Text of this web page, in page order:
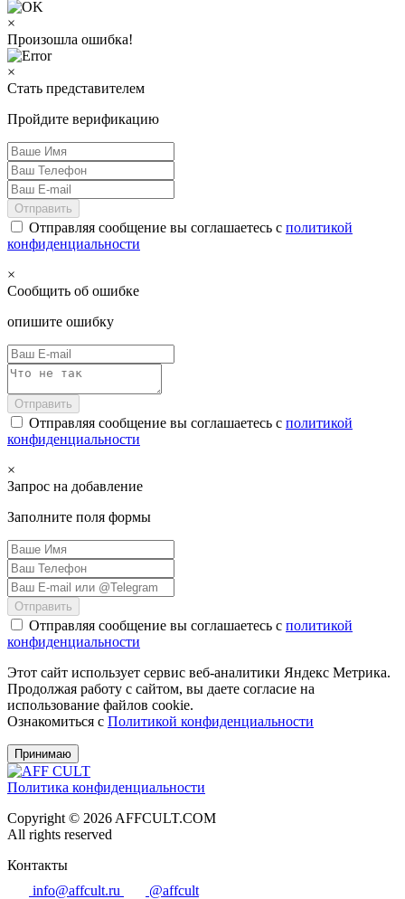
×
Произошла ошибка!
×
Стать представителем
Пройдите верификацию
Отправить
Отправляя сообщение вы соглашаетесь с политикой
конфиденциальности
×
Сообщить об ошибке
опишите ошибку
Отправить
Отправляя сообщение вы соглашаетесь с политикой
конфиденциальности
×
Запрос на добавление
Заполните поля формы
Отправить
Отправляя сообщение вы соглашаетесь с политикой
конфиденциальности
Этот сайт использует сервис веб-аналитики Яндекс Метрика.
Продолжая работу с сайтом, вы даете согласие на
использование файлов cookie.
Ознакомиться с Политикой конфиденциальности
Принимаю
Политика конфиденциальности
Copyright © 2026 AFFCULT.COM
All rights reserved
Контакты
info@affcult.ru
@affcult